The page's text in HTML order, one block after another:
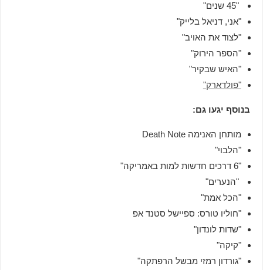
"45 שנים"
"אני, דניאל בלייק"
"לצוד את האויב"
"הספר הירוק"
"האיש שבקיר"
"פולדארק"
בנוסף יגעו גם:
מותחן האנימה Death Note
"הלבוי"
"6 דרכים חדשות למות באמריקה"
"הנערים"
"הכל אמת"
"חוליו טורס: ספיישל סטנד אפ
"שדות לונדון"
"קיקה"
"גורדון רמזי מבשל הרפתקה"